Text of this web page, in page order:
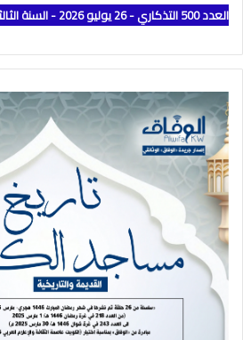
العدد 500 التذكاري - 26 يوليو 2026 - السنة الثالثة